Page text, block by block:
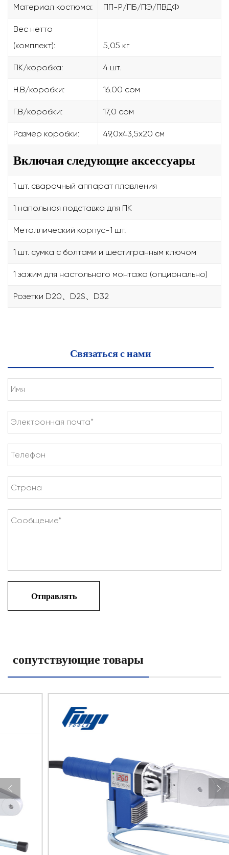
Материал костюма: ПП-Р/ПБ/ПЭ/ПВДФ
Вес нетто
(комплект):
5,05 кг
ПК/коробка: 4 шт.
Н.В/коробки: 16.00 сом
Г.В/коробки: 17,0 сом
Размер коробки: 49,0x43,5x20 см
Включая следующие аксессуары
1 шт. сварочный аппарат плавления
1 напольная подставка для ПК
Металлический корпус-1 шт.
1 шт. сумка с болтами и шестигранным ключом
1 зажим для настольного монтажа (опционально)
Розетки D20、D2S、D32
Связаться с нами
сопутствующие товары